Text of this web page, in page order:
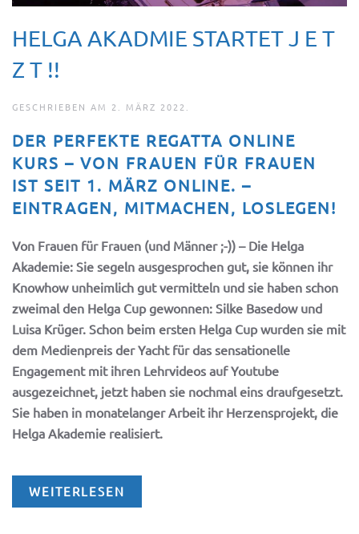
HELGA AKADMIE STARTET J E T
Z T !!
GESCHRIEBEN AM 2. MÄRZ 2022
DER PERFEKTE REGATTA ONLINE
KURS – VON FRAUEN FÜR FRAUEN
IST SEIT 1. MÄRZ ONLINE. –
EINTRAGEN, MITMACHEN, LOSLEGEN!
Von Frauen für Frauen (und Männer ;-)) – Die Helga
Akademie: Sie segeln ausgesprochen gut, sie können ihr
Knowhow unheimlich gut vermitteln und sie haben schon
zweimal den Helga Cup gewonnen: Silke Basedow und
Luisa Krüger. Schon beim ersten Helga Cup wurden sie mit
dem Medienpreis der Yacht für das sensationelle
Engagement mit ihren Lehrvideos auf Youtube
ausgezeichnet, jetzt haben sie nochmal eins draufgesetzt.
Sie haben in monatelanger Arbeit ihr Herzensprojekt, die
Helga Akademie realisiert.
WEITERLESEN